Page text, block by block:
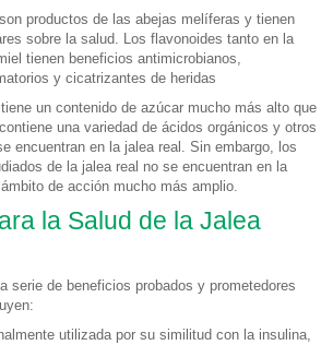
productos de las abejas melíferas y tienen
sobre la salud. Los flavonoides tanto en la
tienen beneficios antimicrobianos,
y cicatrizantes de heridas
un contenido de azúcar mucho más alto que
una variedad de ácidos orgánicos y otros
encuentran en la jalea real. Sin embargo, los
de la jalea real no se encuentran en la
de acción mucho más amplio.
la Salud de la Jalea
serie de beneficios probados y prometedores
utilizada por su similitud con la insulina,